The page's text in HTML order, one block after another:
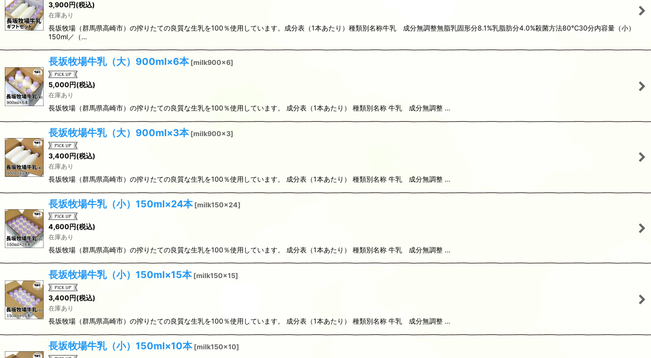
3,900円(税込)
在庫あり
長坂牧場（群馬県高崎市）の搾りたての良質な生乳を100％使用しています。成分表（1本あたり）種類別名称牛乳 成分無調整無脂乳固形分8.1%乳脂肪分4.0%殺菌方法80℃30分内容量（小）
150ml／（…
長坂牧場牛乳（大）900ml×6本 [milk900x6]
5,000円(税込)
在庫あり
長坂牧場（群馬県高崎市）の搾りたての良質な生乳を100％使用しています。 成分表（1本あたり） 種類別名称 牛乳 成分無調整 …
長坂牧場牛乳（大）900ml×3本 [milk900x3]
3,400円(税込)
在庫あり
長坂牧場（群馬県高崎市）の搾りたての良質な生乳を100％使用しています。 成分表（1本あたり） 種類別名称 牛乳 成分無調整 …
長坂牧場牛乳（小）150ml×24本 [milk150x24]
4,600円(税込)
在庫あり
長坂牧場（群馬県高崎市）の搾りたての良質な生乳を100％使用しています。 成分表（1本あたり） 種類別名称 牛乳 成分無調整 …
長坂牧場牛乳（小）150ml×15本 [milk150x15]
3,400円(税込)
在庫あり
長坂牧場（群馬県高崎市）の搾りたての良質な生乳を100％使用しています。 成分表（1本あたり） 種類別名称 牛乳 成分無調整 …
長坂牧場牛乳（小）150ml×10本 [milk150x10]